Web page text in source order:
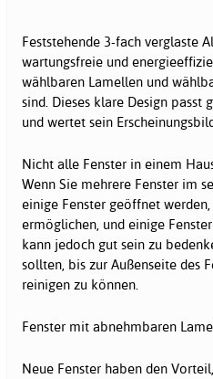
Feststehende 3-fach verglaste
wartungsfreie und
wählbaren Lamellen und
sind. Dieses klare Design passt
und wertet sein
Nicht alle Fenster in einem
Wenn Sie mehrere Fenster im
einige Fenster geöffnet
ermöglichen, und einige
kann jedoch gut sein zu
sollten, bis zur Außenseite des
reinigen zu können.
Fenster mit abnehmbaren
Neue Fenster haben den